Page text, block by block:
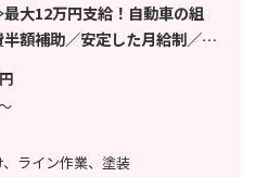
大12万円支給！自動車の組
額補助／安定した月給制／三
円
ライン作業、塗装